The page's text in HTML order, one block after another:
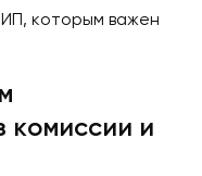
которым важен
комиссии и